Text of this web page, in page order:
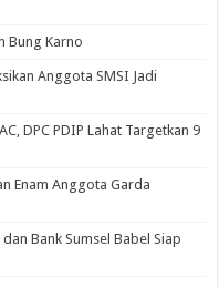
Bung Karno
Anggota SMSI Jadi
DPC PDIP Lahat Targetkan 9
Enam Anggota Garda
Bank Sumsel Babel Siap